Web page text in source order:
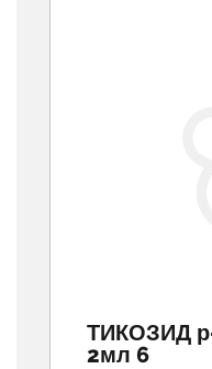
ТИКОЗИД
2мл 6